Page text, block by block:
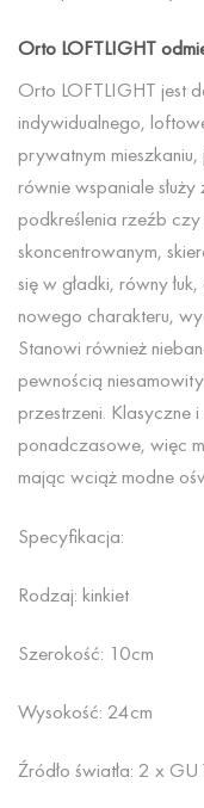
Orto LOFTLIGHT
Orto LOFTLIGHT jest
indywidualnego,
prywatnym
równie wspaniale
podkreślenia rzeźb
skoncentrowanym,
się w gładki, równy
nowego charakteru,
Stanowi również
pewnością
przestrzeni. Klasyczne
ponadczasowe, więc
mając wciąż modne
Specyfikacja:
Rodzaj: kinkiet
Szerokość: 10cm
Wysokość: 24cm
Źródło światła: 2 x